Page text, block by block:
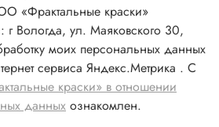
«Фрактальные краски»
Вологда, ул. Маяковского 30,
моих персональных данных
сервиса Яндекс.Метрика . С
краски» в отношении
данных ознакомлен.